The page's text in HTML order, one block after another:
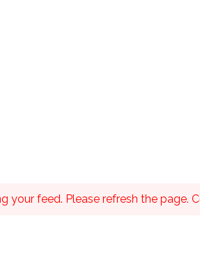
your feed. Please refresh the page.